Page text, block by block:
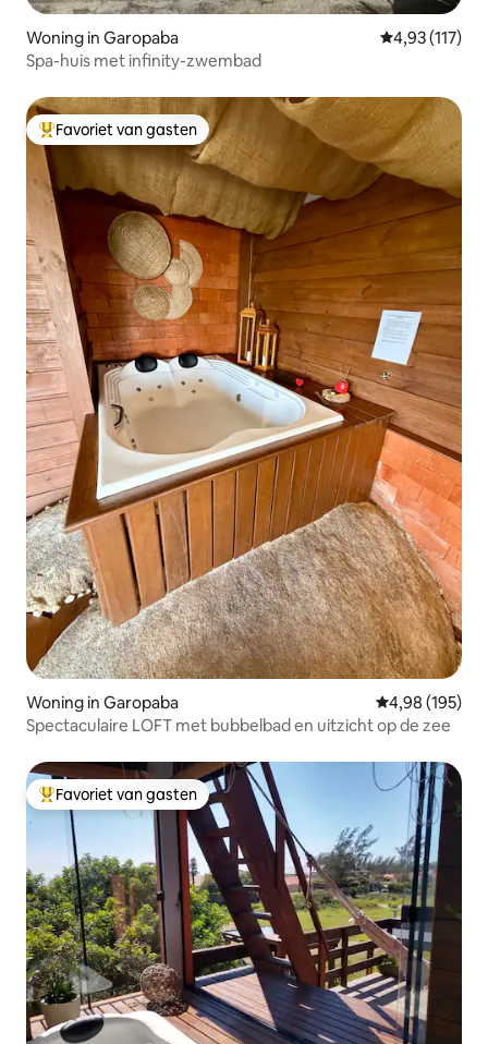
Woning in Garopaba Gemiddelde
4,93 (117)
Spa-huis met infinity-zwembad
Topfavoriet van gasten
Favoriet van gasten
Woning in Garopaba Gemiddelde
4,98 (195)
Spectaculaire LOFT met bubbelbad en uitzicht op de zee
Topfavoriet van gasten
Favoriet van gasten